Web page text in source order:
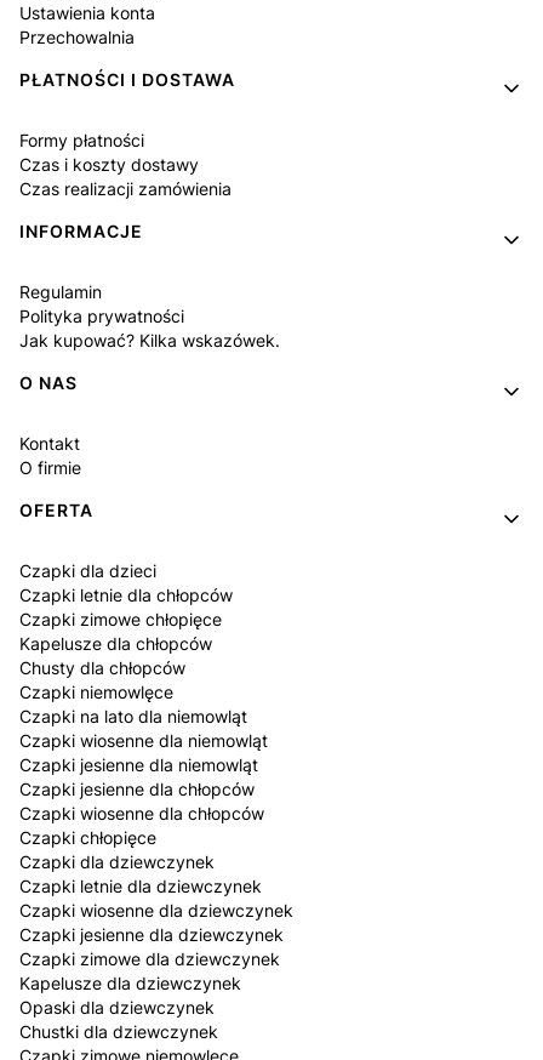
Ustawienia konta
Przechowalnia
PŁATNOŚCI I DOSTAWA
Formy płatności
Czas i koszty dostawy
Czas realizacji zamówienia
INFORMACJE
Regulamin
Polityka prywatności
Jak kupować? Kilka wskazówek.
O NAS
Kontakt
O firmie
OFERTA
Czapki dla dzieci
Czapki letnie dla chłopców
Czapki zimowe chłopięce
Kapelusze dla chłopców
Chusty dla chłopców
Czapki niemowlęce
Czapki na lato dla niemowląt
Czapki wiosenne dla niemowląt
Czapki jesienne dla niemowląt
Czapki jesienne dla chłopców
Czapki wiosenne dla chłopców
Czapki chłopięce
Czapki dla dziewczynek
Czapki letnie dla dziewczynek
Czapki wiosenne dla dziewczynek
Czapki jesienne dla dziewczynek
Czapki zimowe dla dziewczynek
Kapelusze dla dziewczynek
Opaski dla dziewczynek
Chustki dla dziewczynek
Czapki zimowe niemowlęce